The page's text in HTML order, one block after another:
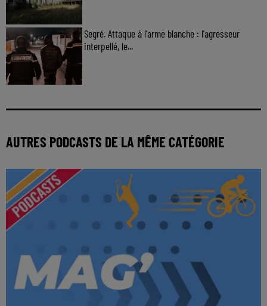
Segré. Attaque à l'arme blanche : l'agresseur
interpellé, le...
AUTRES PODCASTS DE LA MÊME CATÉGORIE